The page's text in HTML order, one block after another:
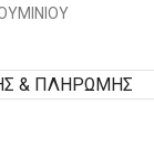
& ΠΛΗΡΩΜΗΣ